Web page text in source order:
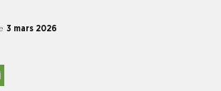
3 mars 2026